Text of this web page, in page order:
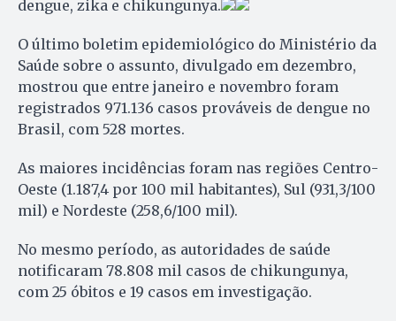
dengue, zika e chikungunya.
O último boletim epidemiológico do Ministério da
Saúde sobre o assunto, divulgado em dezembro,
mostrou que entre janeiro e novembro foram
registrados 971.136 casos prováveis de dengue no
Brasil, com 528 mortes.
As maiores incidências foram nas regiões Centro-
Oeste (1.187,4 por 100 mil habitantes), Sul (931,3/100
mil) e Nordeste (258,6/100 mil).
No mesmo período, as autoridades de saúde
notificaram 78.808 mil casos de chikungunya,
com 25 óbitos e 19 casos em investigação.